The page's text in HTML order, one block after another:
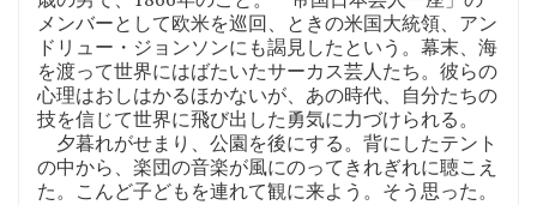
メンバーとして欧米を巡回、ときの米国大統領、アン
ドリュー・ジョンソンにも謁見したという。幕末、海
を渡って世界にはばたいたサーカス芸人たち。彼らの
心理はおしはかるほかないが、あの時代、自分たちの
技を信じて世界に飛び出した勇気に力づけられる。
夕暮れがせまり、公園を後にする。背にしたテント
の中から、楽団の音楽が風にのってきれぎれに聴こえ
た。こんど子どもを連れて観に来よう。そう思った。